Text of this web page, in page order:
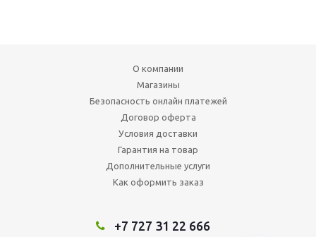
О компании
Магазины
Безопасность онлайн платежей
Договор оферта
Условия доставки
Гарантия на товар
Дополнительные услуги
Как оформить заказ
+7 727 31 22 666